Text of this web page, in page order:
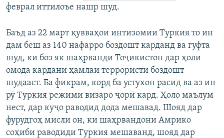
феврал иттилоъе нашр шуд.
Баъд аз 22 март қувваҳои интизомии Туркия то ин
дам беш аз 140 нафарро боздошт карданд ва гуфта
шуд, ки боз як шаҳрванди Тоҷикистон дар ҳоли
омода кардани ҳамлаи террористӣ боздошт
шудааст. Ба фикрам, корд ба устухон расид ва аз ин
рӯ Туркия режими визаро ҷорӣ кард. Ҳоло маълум
нест, дар куҷо раводид дода мешавад. Шояд дар
фурудгоҳ мисли он, ки шаҳрвандони Амрико
соҳиби раводиди Туркия мешаванд, шояд дар